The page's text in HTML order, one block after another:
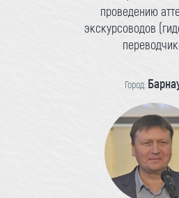
проведению
экскурсоводов
Город: